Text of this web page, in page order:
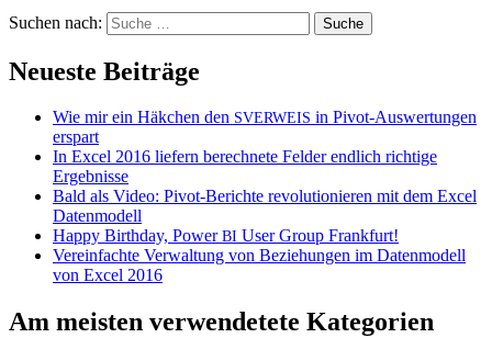
Suchen nach:
Neueste Beiträge
Wie mir ein Häkchen den SVERWEIS in Pivot-Auswertungen
erspart
In Excel 2016 liefern berechnete Felder endlich richtige
Ergebnisse
Bald als Video: Pivot-Berichte revolutionieren mit dem Excel
Datenmodell
Happy Birthday, PowerBI User Group Frankfurt!
Vereinfachte Verwaltung von Beziehungen im Datenmodell
von Excel 2016
Am meisten verwendetete Kategorien